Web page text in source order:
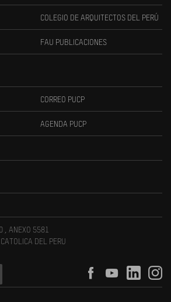
COLEGIO DE ARQUITECTOS DEL PERÚ
FAU PUBLICACIONES
CORREO PUCP
AGENDA PUCP
, ANEXO 5581
DEL PERU